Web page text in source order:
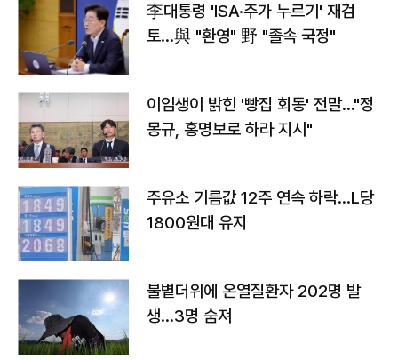
李대통령 'ISA·주가 누르기' 재검
토…與 "환영" 野 "졸속 국정"
이임생이 밝힌 '빵집 회동' 전말…"정
몽규, 홍명보로 하라 지시"
주유소 기름값 12주 연속 하락…L당
1800원대 유지
불볕더위에 온열질환자 202명 발
생…3명 숨져